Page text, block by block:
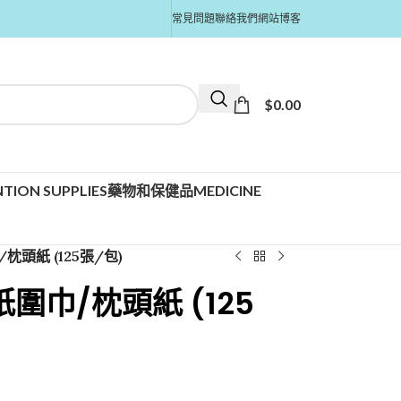
常見問題聯絡我們網站博客
$0.00
SUPPLIES藥物和保健品MEDICINE
頭紙 (125張/包)
圍巾/枕頭紙 (125